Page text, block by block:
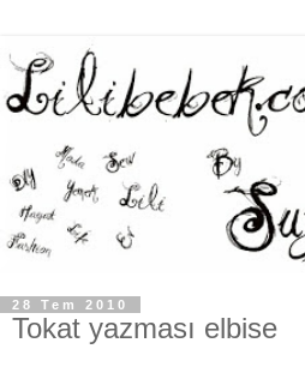
28 Tem 2010
Tokat yazması elbise